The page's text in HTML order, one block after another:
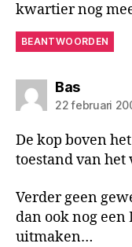
kwartier nog
BEANTWOORDEN
Baszegt:
22 februari
De kop boven
toestand van
Verder geen
dan ook nog
uitmaken…